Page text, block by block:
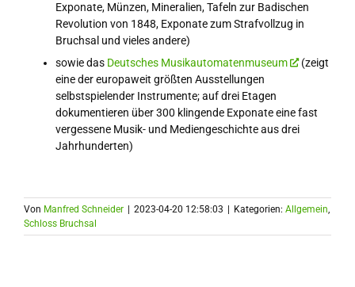
Exponate, Münzen, Mineralien, Tafeln zur Badischen
Revolution von 1848, Exponate zum Strafvollzug in
Bruchsal und vieles andere)
sowie das Deutsches Musikautomatenmuseum
(zeigt
eine der europaweit größten Ausstellungen
selbstspielender Instrumente; auf drei Etagen
dokumentieren über 300 klingende Exponate eine fast
vergessene Musik- und Mediengeschichte aus drei
Jahrhunderten)
Von Manfred Schneider 2023-04-20 12:58:03 Kategorien: Allgemein,
Schloss Bruchsal